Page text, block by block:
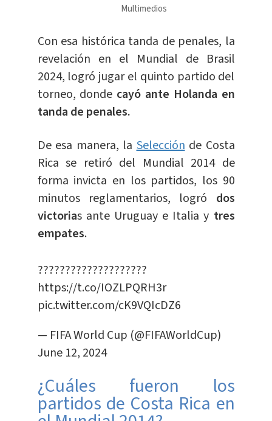
Multimedios
Con esa histórica tanda de penales, la
revelación en el Mundial de Brasil
2024, logró jugar el quinto partido del
torneo, donde cayó ante Holanda en
tanda de penales.
De esa manera, laSelecciónde Costa
Rica se retiró del Mundial 2014 de
forma invicta en los partidos, los 90
minutos reglamentarios, logró dos
victorias ante Uruguay e Italia y tres
empates.
????????????????????
https://t.co/IOZLPQRH3r
pic.twitter.com/cK9VQIcDZ6
— FIFA World Cup (@FIFAWorldCup)
June 12, 2024
¿Cuáles fueron los
partidos de Costa Rica en